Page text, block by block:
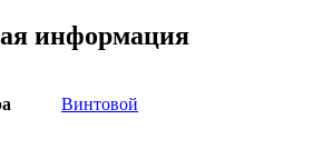
информация
Винтовой